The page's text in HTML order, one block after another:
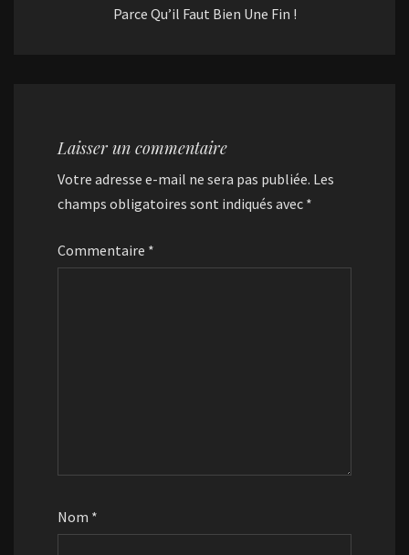
Parce Qu’il Faut Bien Une Fin !
Laisser un commentaire
Votre adresse e-mail ne sera pas publiée. Les
champs obligatoires sont indiqués avec *
Commentaire *
Nom *